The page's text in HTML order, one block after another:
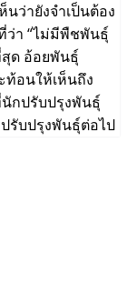
ว่ายังจำเป็นต้อง
ว่า “ไม่มีพืชพันธุ์
ด อ้อยพันธุ์
ท้อนให้เห็นถึง
กปรับปรุงพันธุ์
รับปรุงพันธุ์ต่อไป